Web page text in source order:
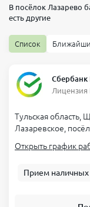
В посёлок Лазарево
есть другие
Список
Тульская область,
Лазаревское,
Открыть график
Прием наличных